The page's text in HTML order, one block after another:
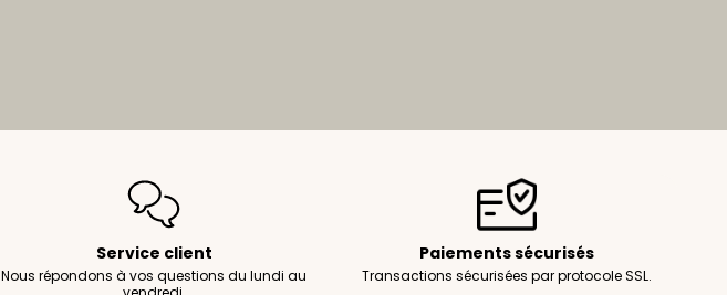
Service client
Nous répondons à vos questions du lundi au
Paiements sécurisés
Transactions sécurisées par protocole SSL.